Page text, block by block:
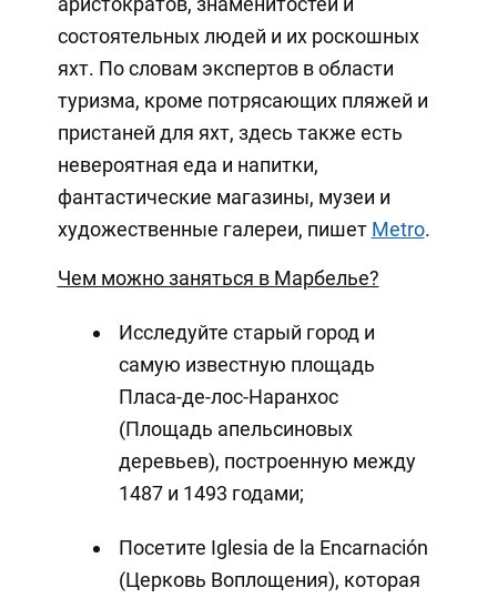
состоятельных людей и их роскошных
яхт. По словам экспертов в области
туризма, кроме потрясающих пляжей и
пристаней для яхт, здесь также есть
невероятная еда и напитки,
фантастические магазины, музеи и
художественные галереи, пишет Metro.
Чем можно заняться в Марбелье?
Исследуйте старый город и
самую известную площадь
Пласа-де-лос-Наранхос
(Площадь апельсиновых
деревьев), построенную между
1487 и 1493 годами;
Посетите Iglesia de la Encarnación
(Церковь Воплощения), которая